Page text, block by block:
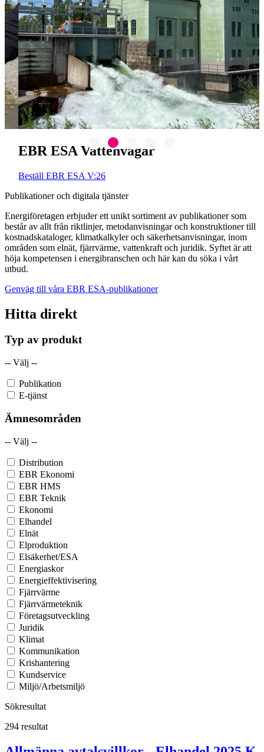
EBR ESA Vattenvägar
Beställ EBR ESA V:26
Publikationer och digitala tjänster
Energiföretagen erbjuder ett unikt sortiment av publikationer som
består av allt från riktlinjer, metodanvisningar och konstruktioner till
kostnadskataloger, klimatkalkyler och säkerhetsanvisningar, inom
områden som elnät, fjärrvärme, vattenkraft och juridik. Syftet är att
höja kompetensen i energibranschen och här kan du söka i vårt
utbud.
Genväg till våra EBR ESA-publikationer
Hitta direkt
Typ av produkt
-- Välj --
Publikation
E-tjänst
Ämnesområden
-- Välj --
Distribution
EBR Ekonomi
EBR HMS
EBR Teknik
Ekonomi
Elhandel
Elnät
Elproduktion
Elsäkerhet/ESA
Energiaskor
Energieffektivisering
Fjärrvärme
Fjärrvärmeteknik
Företagsutveckling
Juridik
Klimat
Kommunikation
Krishantering
Kundservice
Miljö/Arbetsmiljö
Sökresultat
294 resultat